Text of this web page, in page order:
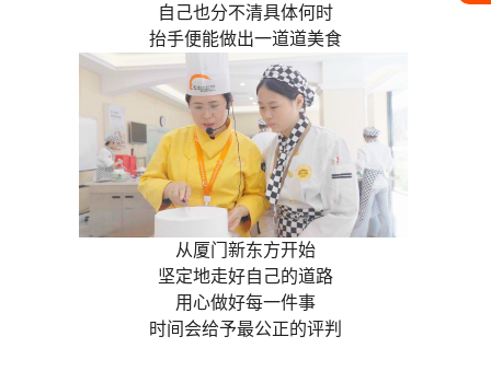
自己也分不清具体何时
抬手便能做出一道道美食
从厦门新东方开始
坚定地走好自己的道路
用心做好每一件事
时间会给予最公正的评判